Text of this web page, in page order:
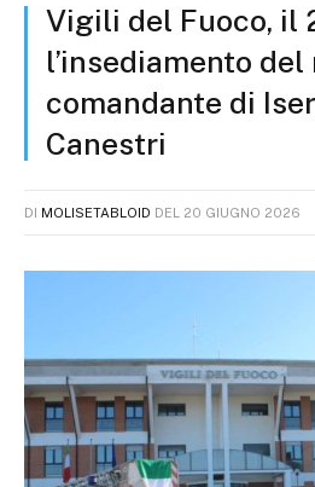
Vigili del Fuoco, il
l’insediamento del
comandante di
Canestri
DI MOLISETABLOID DEL 20 GIUGNO 2026